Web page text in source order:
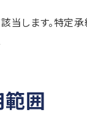
当します。特定
囲